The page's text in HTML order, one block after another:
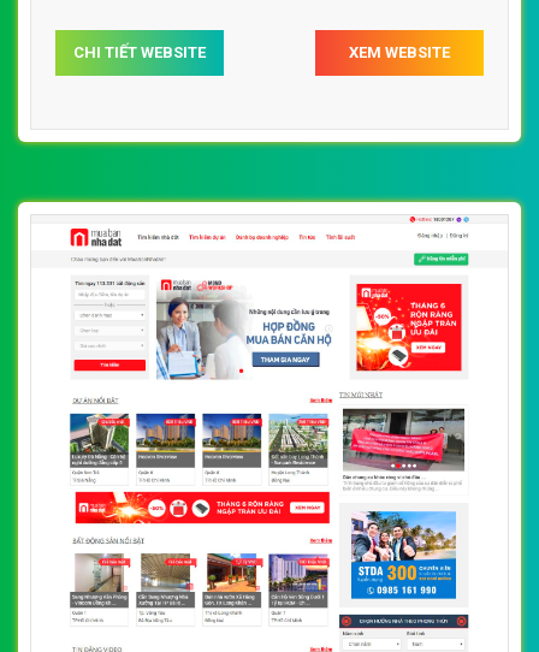
CHI TIẾT WEBSITE XEM WEBSITE